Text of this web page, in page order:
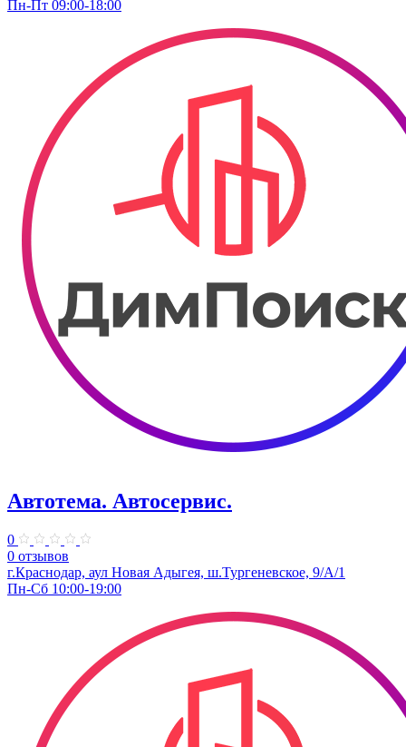
Пн-Пт 09:00-18:00
Автотема. Автосервис.
0
0 отзывов
г.Краснодар, аул Новая Адыгея, ш.Тургеневское, 9/А/1
Пн-Сб 10:00-19:00